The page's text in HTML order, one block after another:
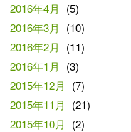
2016年4月
(5)
2016年3月
(10)
2016年2月
(11)
2016年1月
(3)
2015年12月
(7)
2015年11月
(21)
2015年10月
(2)